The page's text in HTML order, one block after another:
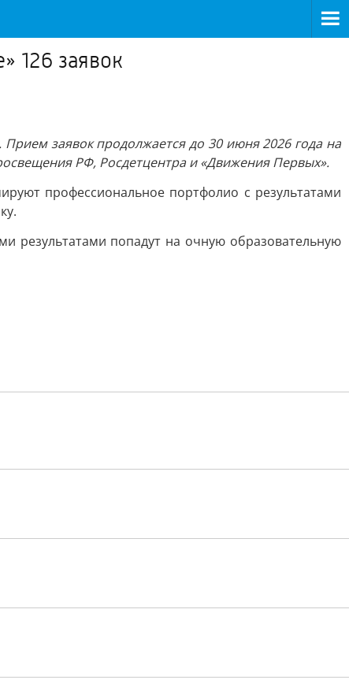
126 заявок
заявок продолжается до 30 июня 2026 года на
РФ, Росдетцентра и «Движения Первых».
профессиональное портфолио с результатами
результатами попадут на очную образовательную